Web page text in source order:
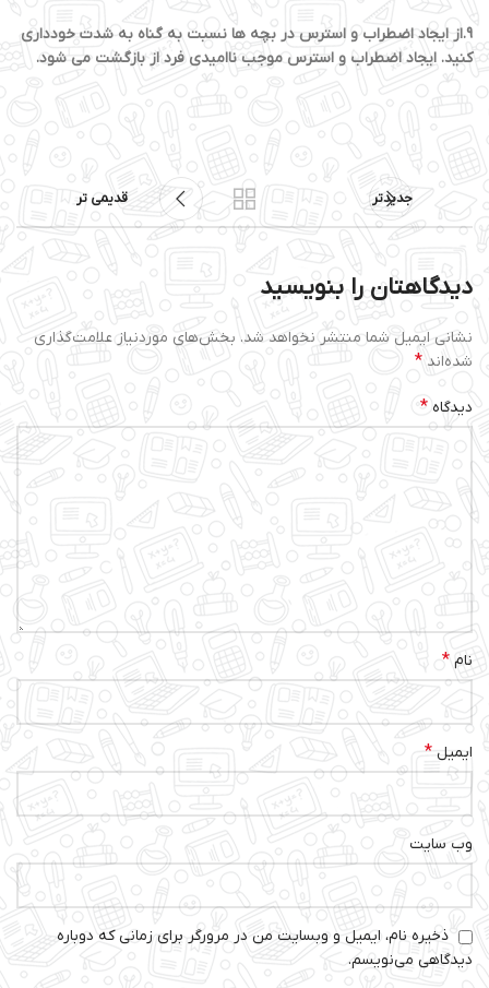
9.از ایجاد اضطراب و استرس در بچه ها نسبت به گناه به شدت خودداری
کنید. ایجاد اضطراب و استرس موجب ناامیدی فرد از بازگشت می شود.
جدیدتر قدیمی تر
دیدگاهتان را بنویسید
نشانی ایمیل شما منتشر نخواهد شد. بخش‌های موردنیاز علامت‌گذاری
شده‌اند *
دیدگاه *
نام *
ایمیل *
وب‌ سایت
ذخیره نام، ایمیل و وبسایت من در مرورگر برای زمانی که دوباره
دیدگاهی می‌نویسم.